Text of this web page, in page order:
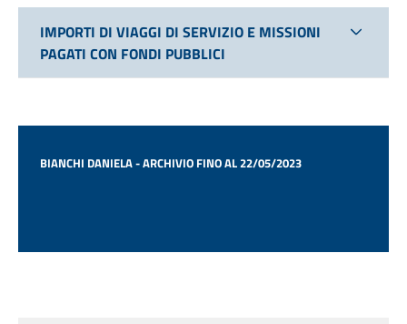
IMPORTI DI VIAGGI DI SERVIZIO E MISSIONI
PAGATI CON FONDI PUBBLICI
BIANCHI DANIELA - ARCHIVIO FINO AL 22/05/2023